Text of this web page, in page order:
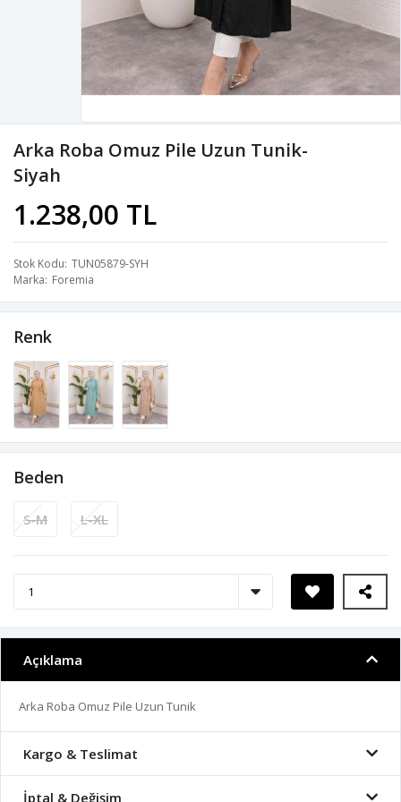
Arka Roba Omuz Pile Uzun Tunik-
Siyah
1.238,00 TL
Stok Kodu TUN05879-SYH
Marka Foremia
Renk
Beden
S-M L-XL
Açıklama
Arka Roba Omuz Pile Uzun Tunik
Kargo & Teslimat
İptal & Değişim